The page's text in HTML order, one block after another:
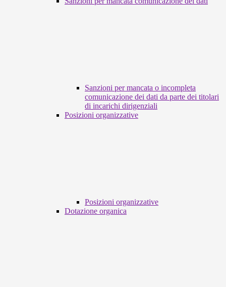
Sanzioni per mancata o incompleta
comunicazione dei dati da parte dei titolari
di incarichi dirigenziali
Posizioni organizzative
Posizioni organizzative
Dotazione organica